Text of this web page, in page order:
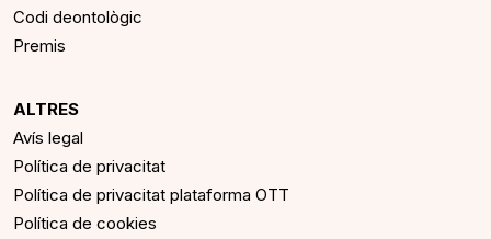
Codi deontològic
Premis
ALTRES
Avís legal
Política de privacitat
Política de privacitat plataforma OTT
Política de cookies